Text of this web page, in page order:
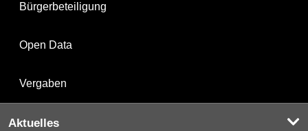
Bürgerbeteiligung
Open Data
Vergaben
Aktuelles